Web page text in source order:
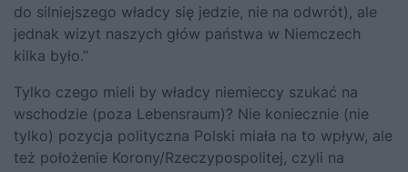
do silniejszego władcy się jedzie, nie na odwrót), ale
jednak wizyt naszych głów państwa w Niemczech
kilka było.”
Tylko czego mieli by władcy niemieccy szukać na
wschodzie (poza Lebensraum)? Nie koniecznie (nie
tylko) pozycja polityczna Polski miała na to wpływ, ale
też położenie Korony/Rzeczypospolitej, czyli na